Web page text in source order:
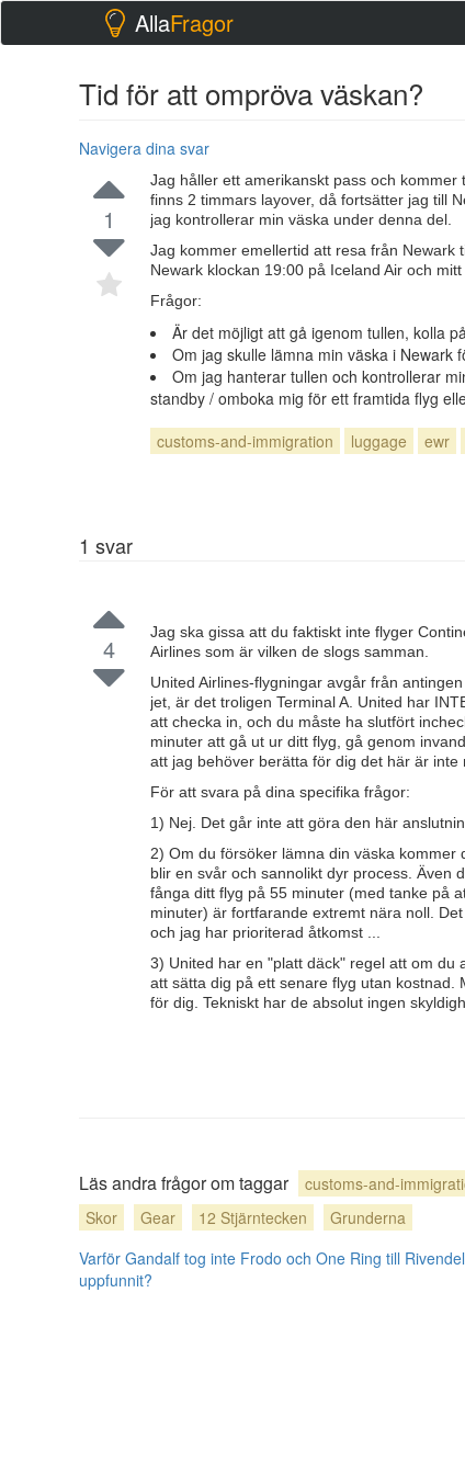
AllaFragor
Tid för att ompröva väskan?
Navigera dina svar
1
Jag håller ett amerikanskt pass och
finns 2 timmars layover, då fortsätter jag till
jag kontrollerar min väska under denna del.
Jag kommer emellertid att resa från Newark
Newark klockan 19:00 på Iceland Air och
Frågor:
Är det möjligt att gå igenom tullen, kolla
Om jag skulle lämna min väska i Newark
Om jag hanterar tullen och kontrollerar
standby / omboka mig för ett framtida flyg
customs-and-immigration
luggage ewr
1 svar
4
Jag ska gissa att du faktiskt inte flyger
Airlines som är vilken de slogs samman.
United Airlines-flygningar avgår från
jet, är det troligen Terminal A. United har
att checka in, och du måste ha slutfört
minuter att gå ut ur ditt flyg, gå genom
att jag behöver berätta för dig det här är inte
För att svara på dina specifika frågor:
1) Nej. Det går inte att göra den här
2) Om du försöker lämna din väska
blir en svår och sannolikt dyr process. Även
fånga ditt flyg på 55 minuter (med tanke på
minuter) är fortfarande extremt nära noll.
och jag har prioriterad åtkomst ...
3) United har en "platt däck" regel att om du
att sätta dig på ett senare flyg utan kostnad.
för dig. Tekniskt har de absolut ingen
Läs andra frågor om taggar customs-and-
Skor
Gear 12 Stjärntecken
Grunderna
Varför Gandalf tog inte Frodo och One Ring till
uppfunnit?